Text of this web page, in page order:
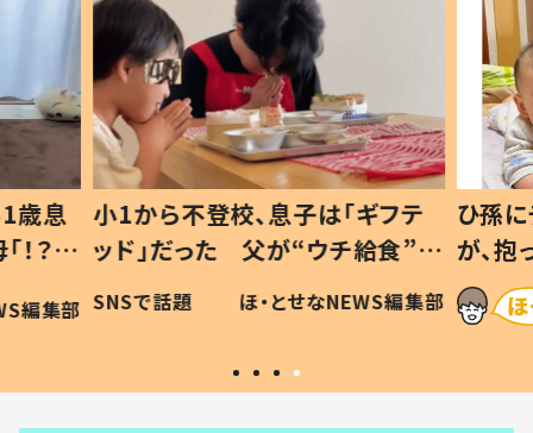
歳息
？」
編集部
小1から不登校、息子は「ギフテ
ッド」だった 父が“ウチ給食”を
作り続ける理由とは #令和の親
#令和の子
SNSで話題 ほ・とせなNEWS編集部
ひ孫
が、
「涙が
い」